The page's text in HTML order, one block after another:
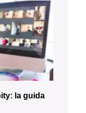
la guida